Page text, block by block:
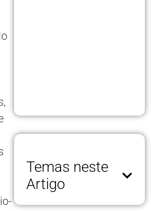
Temas neste
Artigo